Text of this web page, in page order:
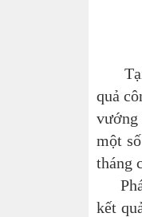
Tại
quả
vướng
một
tháng
Phát
kết